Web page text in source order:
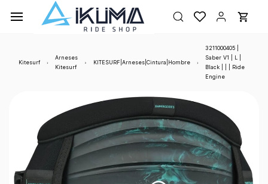
contenido
Kitesurf
Arneses
Kitesurf
KITESURF|Arneses|Cintura|Hombre
3211000405 |
Saber V1 | L |
Black | | | Ride
Engine